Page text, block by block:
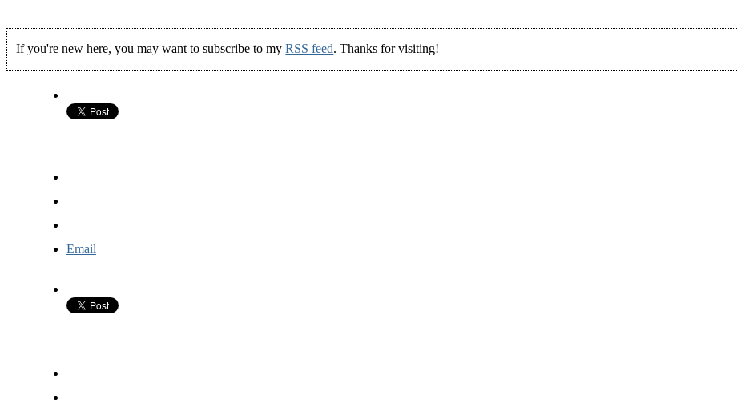
If you're new here, you may want to subscribe to myRSS feed. Thanks for visiting!
Email